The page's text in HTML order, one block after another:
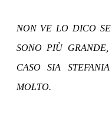
NON VE LO DICO
SONO PIÙ
CASO SIA
MOLTO.